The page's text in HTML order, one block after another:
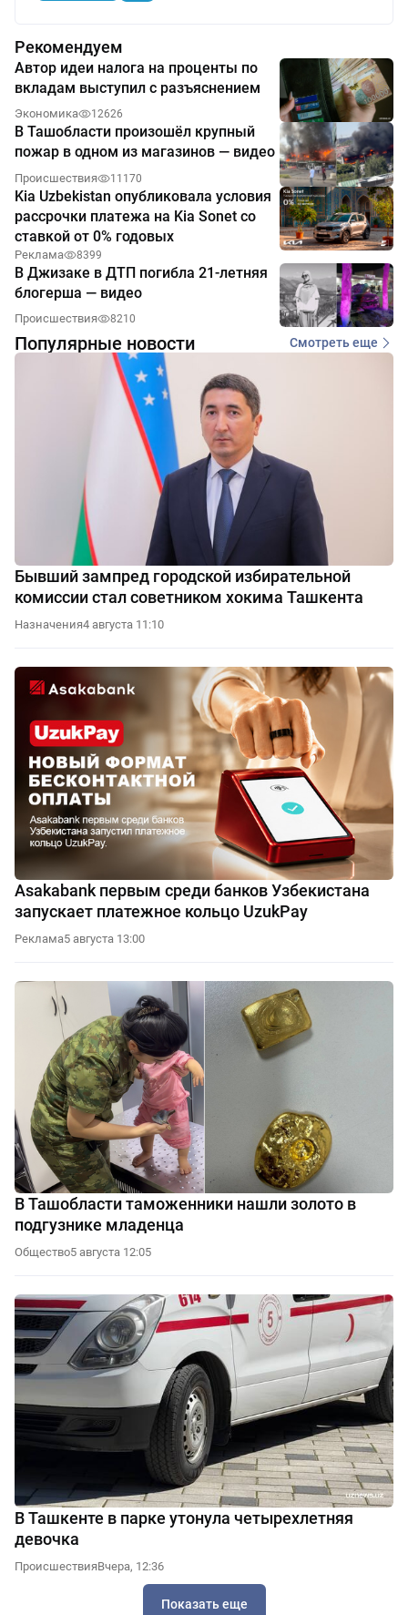
Рекомендуем
Автор идеи налога на проценты по
вкладам выступил с разъяснением
Экономика 12626
В Ташобласти произошёл крупный
пожар в одном из магазинов — видео
Происшествия 11170
Kia Uzbekistan опубликовала условия
рассрочки платежа на Kia Sonet со
ставкой от 0% годовых
Реклама 8399
В Джизаке в ДТП погибла 21-летняя
блогерша — видео
Происшествия 8210
Популярные новости Смотреть еще
Бывший зампред городской избирательной
комиссии стал советником хокима Ташкента
Назначения4 августа 11:10
Asakabank первым среди банков Узбекистана
запускает платежное кольцо UzukPay
Реклама5 августа 13:00
В Ташобласти таможенники нашли золото в
подгузнике младенца
Общество5 августа 12:05
В Ташкенте в парке утонула четырехлетняя
девочка
ПроисшествияВчера, 12:36
Показать еще